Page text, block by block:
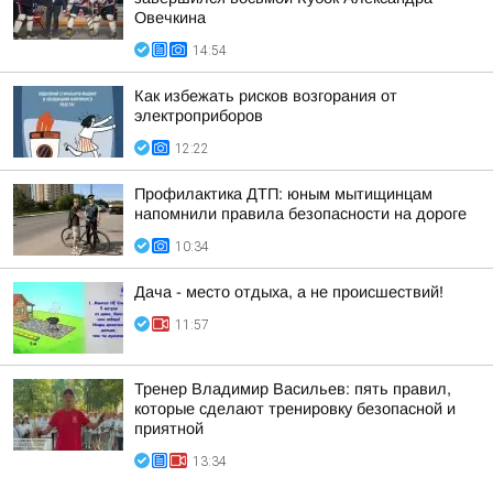
Овечкина
14:54
Как избежать рисков возгорания от
электроприборов
12:22
Профилактика ДТП: юным мытищинцам
напомнили правила безопасности на дороге
10:34
Дача - место отдыха, а не происшествий!
11:57
Тренер Владимир Васильев: пять правил,
которые сделают тренировку безопасной и
приятной
13:34